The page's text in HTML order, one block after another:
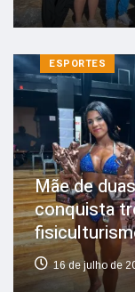
ESPORTES
Mãe de
conquista
16 de julho de